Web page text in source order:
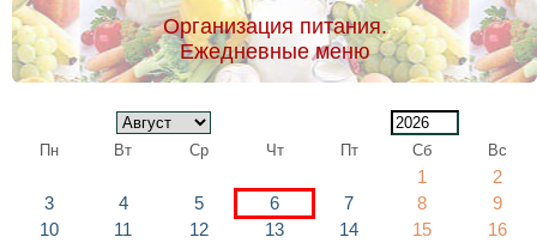
Организация питания.
Ежедневные меню
Пн Вт Ср Чт Пт Сб Вс
1
2
3
4 5 6 7 8
9
10
11 12 13 14 15
16